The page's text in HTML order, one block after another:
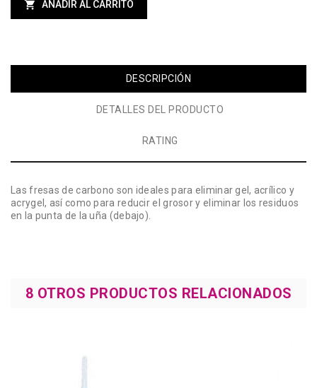
 AÑADIR AL CARRITO
DESCRIPCIÓN
DETALLES DEL PRODUCTO
RATING
Las fresas de carbono son ideales para eliminar gel, acrílico y
acrygel, así como para reducir el grosor y eliminar los residuos
en la punta de la uña (debajo).
8 OTROS PRODUCTOS RELACIONADOS